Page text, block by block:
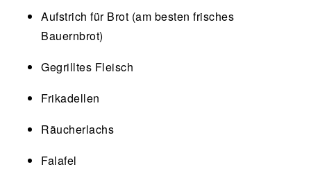
Aufstrich für Brot (am besten frisches
Bauernbrot)
Gegrilltes Fleisch
Frikadellen
Räucherlachs
Falafel